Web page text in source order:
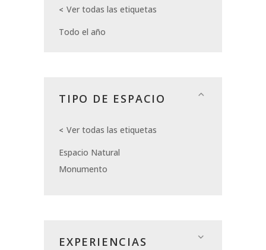
Ver todas las etiquetas
Todo el año
TIPO DE ESPACIO
Ver todas las etiquetas
Espacio Natural
Monumento
EXPERIENCIAS